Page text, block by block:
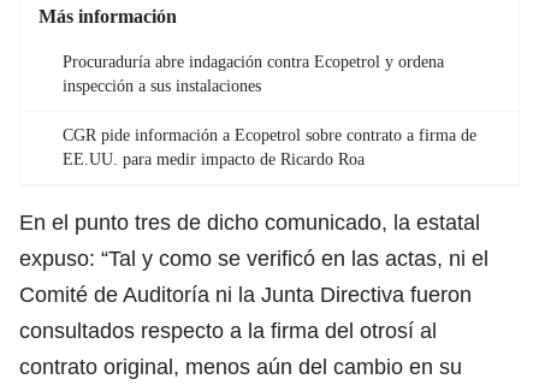
Más información
Procuraduría abre indagación contra Ecopetrol y ordena
inspección a sus instalaciones
CGR pide información a Ecopetrol sobre contrato a firma de
EE.UU. para medir impacto de Ricardo Roa
En el punto tres de dicho comunicado, la estatal
expuso: “Tal y como se verificó en las actas, ni el
Comité de Auditoría ni la Junta Directiva fueron
consultados respecto a la firma del otrosí al
contrato original, menos aún del cambio en su